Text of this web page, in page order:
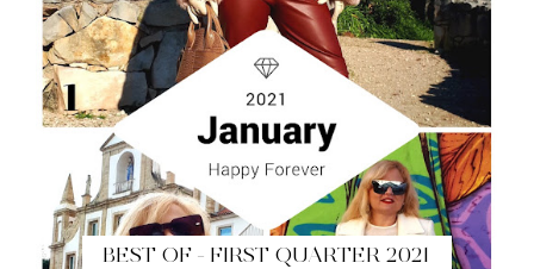
BEST OF - FIRST QUARTER 2021